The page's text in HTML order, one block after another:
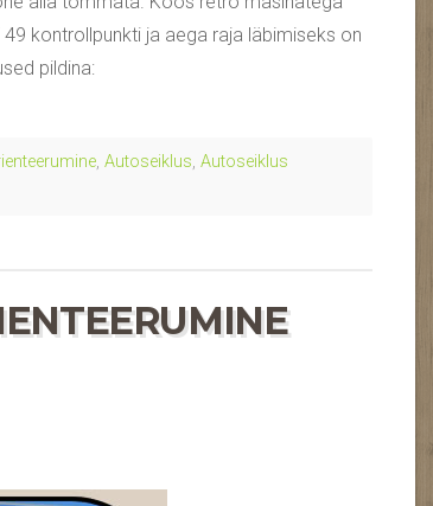
kontrollpunkti ja aega raja läbimiseks on
pildina:
, Autoseiklus, Autoseiklus